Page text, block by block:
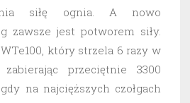
siłę ognia. A nowo
zawsze jest potworem siły.
który strzela 6 razy w
przeciętnie 3300
na najcięższych czołgach